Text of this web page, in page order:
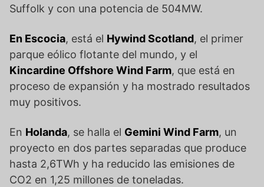
Suffolk y con una potencia de 504MW.
En Escocia, está el Hywind Scotland, el primer
parque eólico flotante del mundo, y el
Kincardine Offshore Wind Farm, que está en
proceso de expansión y ha mostrado resultados
muy positivos.
En Holanda, se halla el Gemini Wind Farm, un
proyecto en dos partes separadas que produce
hasta 2,6TWh y ha reducido las emisiones de
CO2 en 1,25 millones de toneladas.